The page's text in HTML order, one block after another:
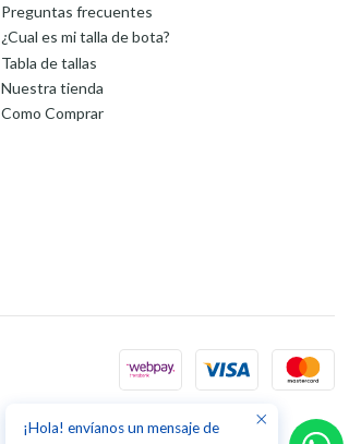
Preguntas frecuentes
¿Cual es mi talla de bota?
Tabla de tallas
Nuestra tienda
Como Comprar
¡Hola! envíanos un mensaje de